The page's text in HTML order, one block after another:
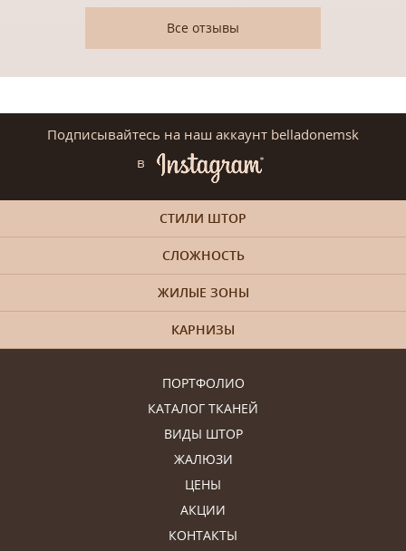
Все отзывы
Подписывайтесь на наш аккаунт belladonemsk
в
ПОРТФОЛИО
КАТАЛОГ ТКАНЕЙ
ВИДЫ ШТОР
ЖАЛЮЗИ
ЦЕНЫ
АКЦИИ
КОНТАКТЫ
СТИЛИ ШТОР
СЛОЖНОСТЬ
ЖИЛЫЕ ЗОНЫ
КАРНИЗЫ